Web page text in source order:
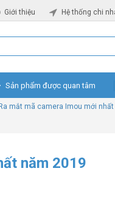
Giới thiệu Hệ thống chi
Sản phẩm được quan tâm
Ra mắt mã camera Imou mới
năm 2019